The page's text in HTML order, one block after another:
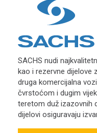
SACHS nudi
kao i rezervne dijelove
druga komercijalna
čvrstoćom i dugim
teretom duž izazovnih
dijelovi osiguravaju